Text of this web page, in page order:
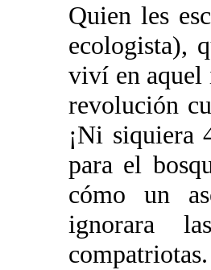
Quien les
ecologista),
viví en aquel
revolución
¡Ni siquiera
para el
cómo un
ignorara